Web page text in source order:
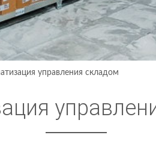
управления складом